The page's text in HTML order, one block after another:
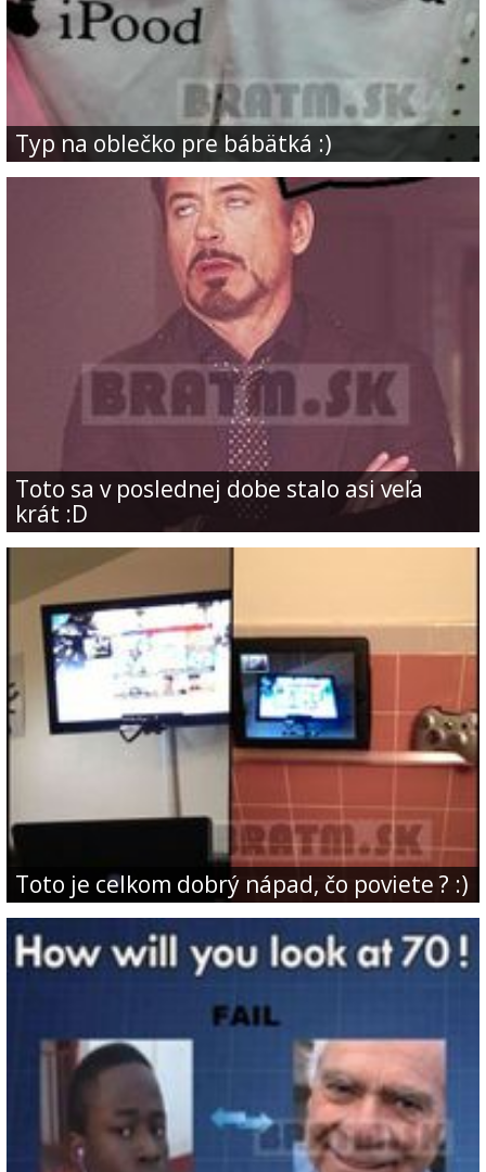
Typ na oblečko pre bábätká :)
Toto sa v poslednej dobe stalo asi veľa
krát :D
Toto je celkom dobrý nápad, čo poviete ? :)